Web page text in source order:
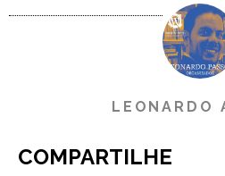
LEONARDO
COMPARTILHE